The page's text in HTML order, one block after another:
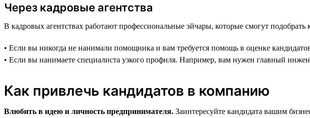
Через кадровые агентства
В кадровых агентствах работают профессиональные эйчары, которые смогут
• Если вы никогда не нанимали помощника и вам требуется помощь в оценке
• Если вы нанимаете специалиста узкого профиля. Например, вам нужен главный
Как привлечь кандидатов в компанию
Влюбить в идею и личность предпринимателя. Заинтересуйте кандидата вашим